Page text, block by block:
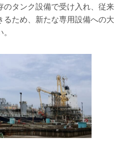
のタンク設備で受け入れ、従来
ため、新たな専用設備への大